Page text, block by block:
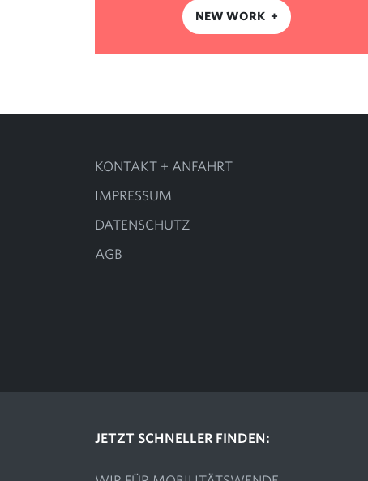
NEW WORK
KONTAKT + ANFAHRT
IMPRESSUM
DATENSCHUTZ
AGB
JETZT SCHNELLER FINDEN: